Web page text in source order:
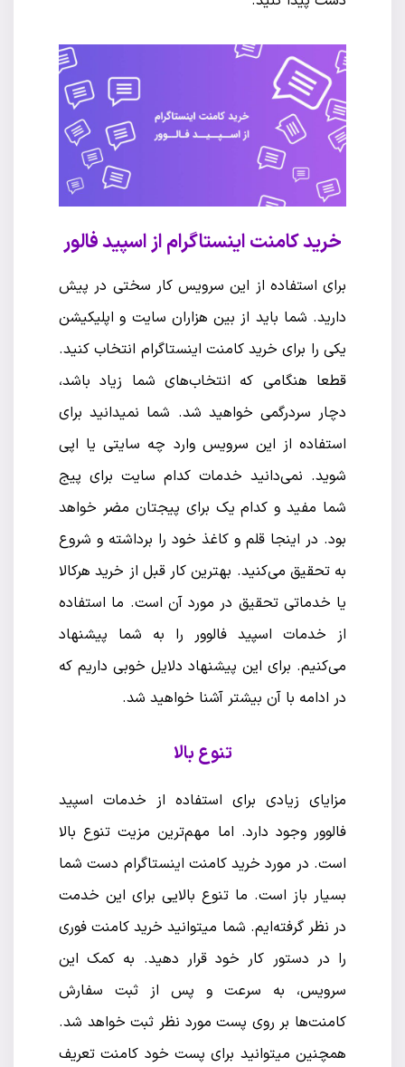
خرید کامنت اینستاگرام از اسپید فالور
برای استفاده از این سرویس کار سختی در پیش
دارید. شما باید از بین هزاران سایت و اپلیکیشن
یکی را برای خرید کامنت اینستاگرام انتخاب کنید.
قطعا هنگامی که انتخاب‌های شما زیاد باشد،
دچار سردرگمی خواهید شد. شما نمیدانید برای
استفاده از این سرویس وارد چه سایتی یا اپی
شوید. نمی‌دانید خدمات کدام سایت برای پیج
شما مفید و کدام یک برای پیجتان مضر خواهد
بود. در اینجا قلم و کاغذ خود را برداشته و شروع
به تحقیق می‌کنید. بهترین کار قبل از خرید هرکالا
یا خدماتی تحقیق در مورد آن است. ما استفاده
از خدمات اسپید فالوور را به شما پیشنهاد
می‌کنیم. برای این پیشنهاد دلایل خوبی داریم که
در ادامه با آن بیشتر آشنا خواهید شد.
تنوع بالا
مزایای زیادی برای استفاده از خدمات اسپید
فالوور وجود دارد. اما مهم‌ترین مزیت تنوع بالا
است. در مورد خرید کامنت اینستاگرام دست شما
بسیار باز است. ما تنوع بالایی برای این خدمت
در نظر گرفته‌ایم. شما میتوانید خرید کامنت فوری
را در دستور کار خود قرار دهید. به کمک این
سرویس، به سرعت و پس از ثبت سفارش
کامنت‌ها بر روی پست مورد نظر ثبت خواهد شد.
همچنین میتوانید برای پست خود کامنت تعریف